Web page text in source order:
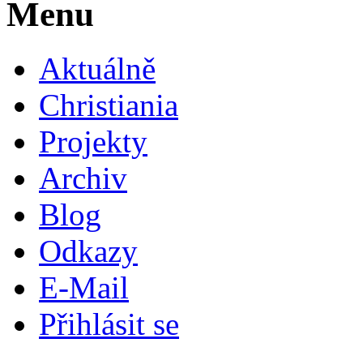
Menu
Aktuálně
Christiania
Projekty
Archiv
Blog
Odkazy
E-Mail
Přihlásit se